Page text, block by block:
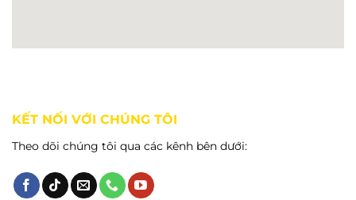
KẾT NỐI VỚI CHÚNG TÔI
Theo dõi chúng tôi qua các kênh bên dưới: